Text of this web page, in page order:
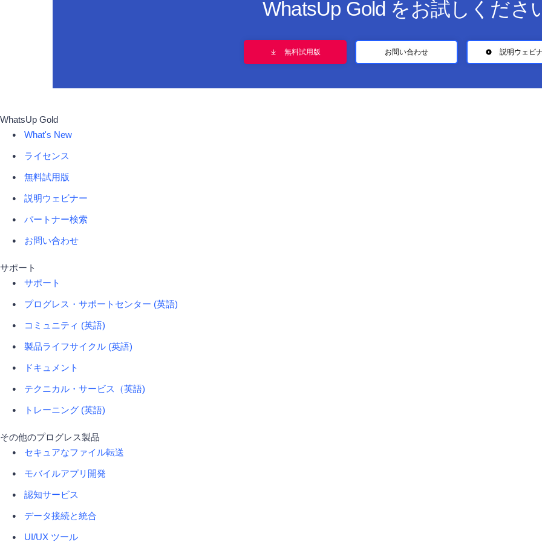
WhatsUp Gold をお試しくださ
無料試用版 お問い合わせ 説明ウェビ
WhatsUp Gold
What's New
ライセンス
無料試用版
説明ウェビナー
パートナー検索
お問い合わせ
サポート
サポート
プログレス・サポートセンター (英語)
コミュニティ (英語)
製品ライフサイクル (英語)
ドキュメント
テクニカル・サービス（英語)
トレーニング (英語)
その他のプログレス製品
セキュアなファイル転送
モバイルアプリ開発
認知サービス
データ接続と統合
UI/UX ツール